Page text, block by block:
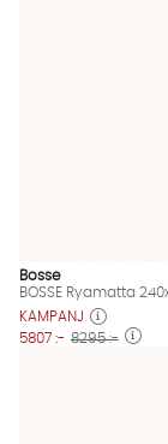
Bosse
BOSSE Ryamatta
KAMPANJ
5807 :- 8295 :-